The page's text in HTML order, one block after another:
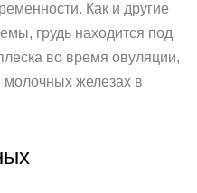
Как и другие
грудь находится под
во время овуляции,
молочных железах в